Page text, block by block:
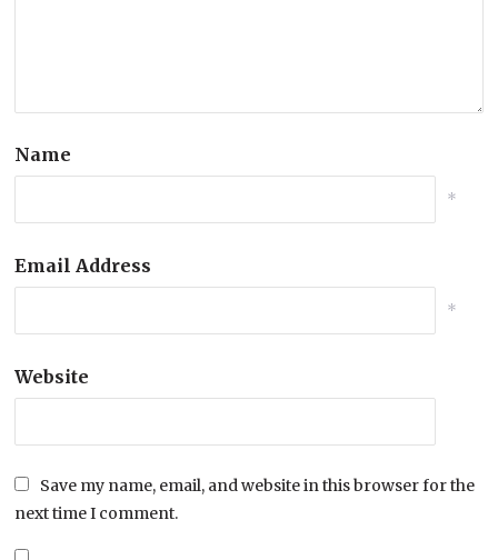
Name
*
Email Address
*
Website
Save my name, email, and website in this browser for the
next time I comment.